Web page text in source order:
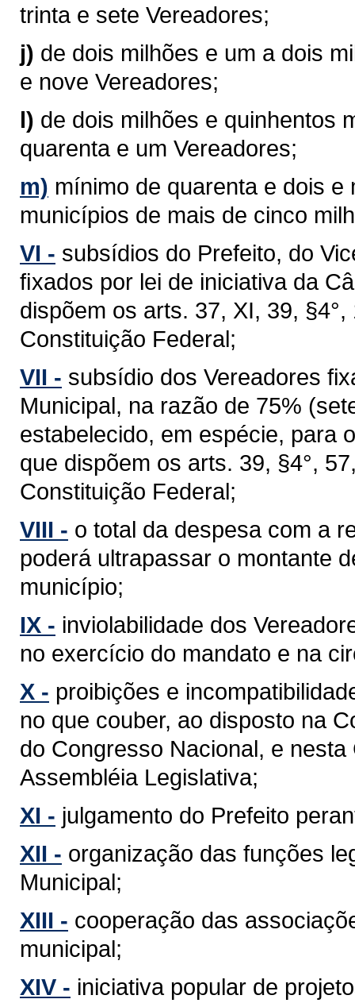
trinta e sete Vereadores;
j) de dois milhões e um a dois
e nove Vereadores;
l) de dois milhões e quinhentos
quarenta e um Vereadores;
m) mínimo de quarenta e dois
municípios de mais de cinco
VI - subsídios do Prefeito, do
ﬁxados por lei de iniciativa da
dispõem os arts. 37, XI, 39,
Constituição Federal;
VII - subsídio dos Vereadores
Municipal, na razão de 75%
estabelecido, em espécie, para
que dispõem os arts. 39, §4°,
Constituição Federal;
VIII - o total da despesa com a
poderá ultrapassar o montante
município;
IX - inviolabilidade dos
no exercício do mandato e na
X - proibições e
no que couber, ao disposto na
do Congresso Nacional, e
Assembléia Legislativa;
XI - julgamento do Prefeito
XII - organização das funções
Municipal;
XIII - cooperação das
municipal;
XIV - iniciativa popular de